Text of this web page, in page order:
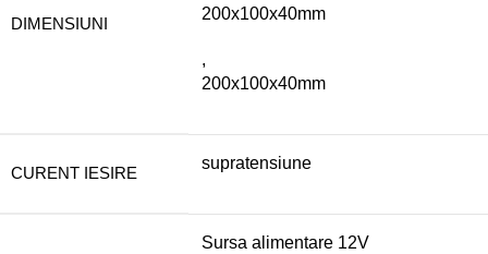
DIMENSIUNI
200x100x40mm
,
200x100x40mm
CURENT IESIRE
supratensiune
Sursa alimentare 12V